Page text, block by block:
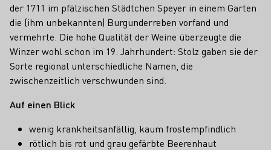
der 1711 im pfälzischen Städtchen Speyer in einem Garten
die (ihm unbekannten) Burgunderreben vorfand und
vermehrte. Die hohe Qualität der Weine überzeugte die
Winzer wohl schon im 19. Jahrhundert: Stolz gaben sie der
Sorte regional unterschiedliche Namen, die
zwischenzeitlich verschwunden sind.
Auf einen Blick
wenig krankheitsanfällig, kaum frostempfindlich
rötlich bis rot und grau gefärbte Beerenhaut